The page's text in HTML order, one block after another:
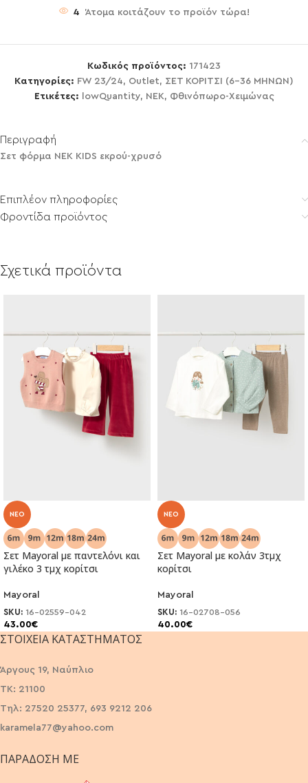
4 Άτομα κοιτάζουν το προϊόν τώρα!
Κωδικός προϊόντος: 171423
Κατηγορίες: FW 23/24, Outlet, ΣΕΤ ΚΟΡΙΤΣΙ (6-36 ΜΗΝΩΝ)
Ετικέτες:
lowQuantity, NEK, Φθινόπωρο-Χειμώνας
Περιγραφή
Σετ φόρμα NEK KIDS εκρού-χρυσό
Επιπλέον πληροφορίες
Φροντίδα προϊόντος
Σχετικά προϊόντα
NEO
Σετ Mayoral με παντελόνι και
γιλέκο 3 τμχ κορίτσι
Mayoral
SKU: 16-02559-042
43.00€
NEO
Σετ Mayoral με κολάν 3τμχ
κορίτσι
Mayoral
SKU: 16-02708-056
40.00€
ΣΤΟΙΧΕΊΑ ΚΑΤΑΣΤΉΜΑΤΟΣ
Άργους 19, Ναύπλιο
ΤΚ: 21100
Τηλ: 27520 25377, 693 9212 206
karamela77@yahoo.com
ΠΑΡΆΔΟΣΗ ΜΕ